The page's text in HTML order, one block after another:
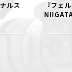
ルス
『フェ